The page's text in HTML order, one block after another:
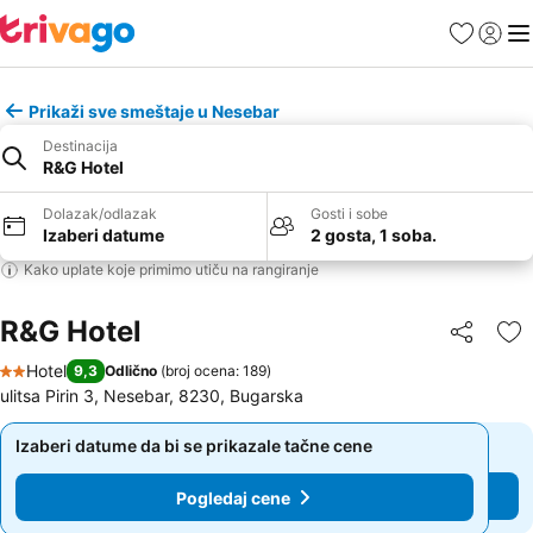
FavoritiPrijavi
Prikaži sve smeštaje u Nesebar
Destinacija
R&G Hotel
Dolazak/odlazak
Izaberi datume
Gosti i sobe
2 gosta, 1 soba.
Kako uplate koje primimo utiču na rangiranje
R&G Hotel Deli
2 Zvezdice
Hotel 9,3 Odlično (broj ocena: 189)
ulitsa Pirin 3, Nesebar, 8230, Bugarska
Izaberi datume da bi se prikazale tačne cene
Pogledaj cene
Izaberi datume da bi se prikazale tačne cene
Pogledaj cene